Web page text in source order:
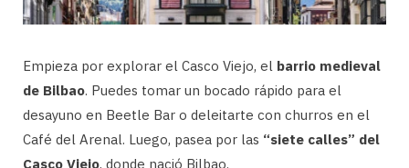
Empieza por explorar el Casco Viejo, el barrio medieval
de Bilbao. Puedes tomar un bocado rápido para el
desayuno en Beetle Bar o deleitarte con churros en el
Café del Arenal. Luego, pasea por las “siete calles” del
Casco Viejo, donde nació Bilbao.